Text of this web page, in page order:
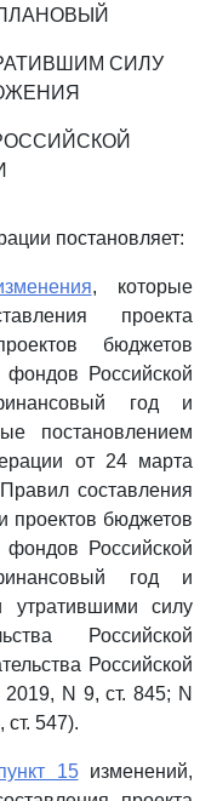
СИЛУ
постановляет:
, которые
проекта
бюджетов
фондов Российской
год и
постановлением
от 24 марта
составления
проектов бюджетов
фондов Российской
год и
утратившими силу
Российской
Российской
N 9, ст. 845; N
ст. 547).
15изменений,